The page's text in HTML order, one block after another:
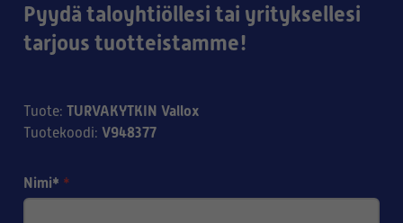
Pyydä taloyhtiöllesi tai yrityksellesi
tarjous tuotteistamme!
Tuote: TURVAKYTKIN Vallox
Tuotekoodi: V948377
Nimi* *